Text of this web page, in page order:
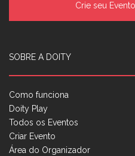
Crie seu
SOBRE A DOITY
Como funciona
Doity Play
Todos os Eventos
Criar Evento
Área do Organizador